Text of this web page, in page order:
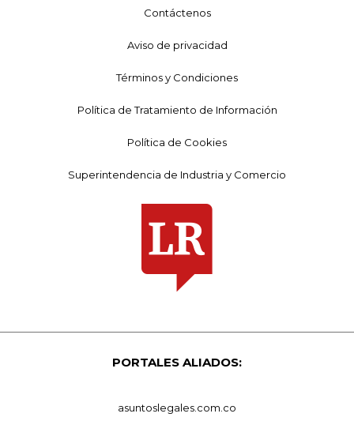
Contáctenos
Aviso de privacidad
Términos y Condiciones
Política de Tratamiento de Información
Política de Cookies
Superintendencia de Industria y Comercio
PORTALES ALIADOS:
asuntoslegales.com.co